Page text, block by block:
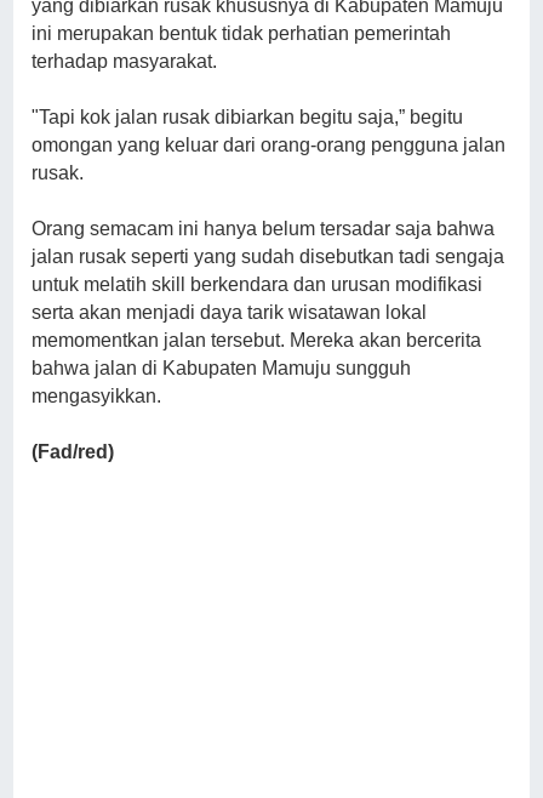
yang dibiarkan rusak khususnya di Kabupaten Mamuju
ini merupakan bentuk tidak perhatian pemerintah
terhadap masyarakat.
"Tapi kok jalan rusak dibiarkan begitu saja,” begitu
omongan yang keluar dari orang-orang pengguna jalan
rusak.
Orang semacam ini hanya belum tersadar saja bahwa
jalan rusak seperti yang sudah disebutkan tadi sengaja
untuk melatih skill berkendara dan urusan modifikasi
serta akan menjadi daya tarik wisatawan lokal
memomentkan jalan tersebut. Mereka akan bercerita
bahwa jalan di Kabupaten Mamuju sungguh
mengasyikkan.
(Fad/red)